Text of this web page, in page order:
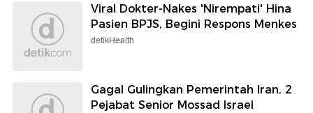
Viral Dokter-Nakes 'Nirempati' Hina
Pasien BPJS, Begini Respons Menkes
detikHealth
Gagal Gulingkan Pemerintah Iran, 2
Pejabat Senior Mossad Israel